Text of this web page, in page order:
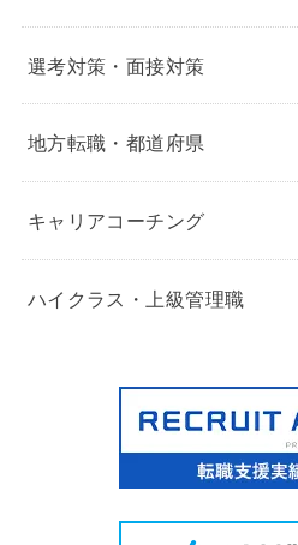
選考対策・面接対策
地方転職・都道府県
キャリアコーチング
ハイクラス・上級管理職